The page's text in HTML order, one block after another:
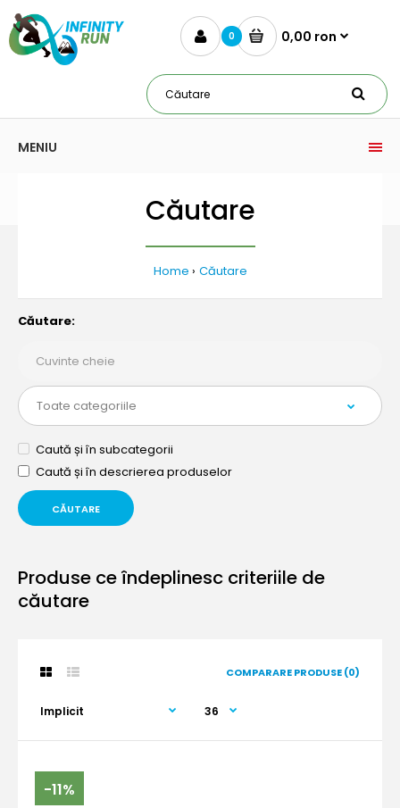
0 0,00 ron
MENIU
Căutare
Home Căutare
Căutare:
Caută și în subcategorii
Caută și în descrierea produselor
Produse ce îndeplinesc criteriile de
căutare
COMPARARE PRODUSE (0)
-11%